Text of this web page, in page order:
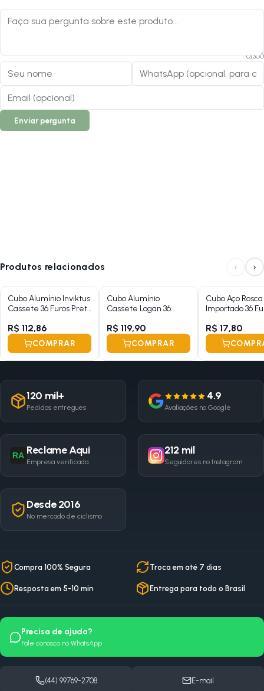
0/300
Enviar pergunta
Produtos relacionados ‹ ›
Cubo Alumínio Inviktus
Cassete 36 Furos Preto
R$ 112,86
COMPRAR
Cubo Alumínio
Cassete Logan 36
Blocagem
R$ 119,90
COMPRAR
Cubo Aço Rosca
Importado 36
Preto )
R$ 17,80
120 mil+
Pedidos entregues
4.9
Avaliações no Google
RA Reclame Aqui
Empresa verificada
212 mil
Seguidores no Instagram
Desde 2016
No mercado de ciclismo
Compra 100% Segura Troca em até 7 dias
Resposta em 5-10 min Entrega para todo o Brasil
Precisa de ajuda?
Fale conosco no WhatsApp
(44) 99769-2708 E-mail